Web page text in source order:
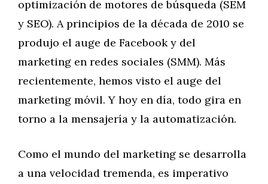
optimización de motores de búsqueda (SEM
y SEO). A principios de la década de 2010 se
produjo el auge de Facebook y del
marketing en redes sociales (SMM). Más
recientemente, hemos visto el auge del
marketing móvil. Y hoy en día, todo gira en
torno a la mensajería y la automatización.
Como el mundo del marketing se desarrolla
a una velocidad tremenda, es imperativo